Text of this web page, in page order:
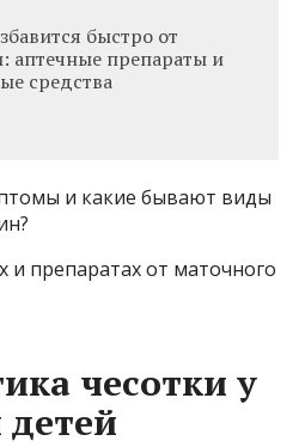
и какие бывают виды
и препаратах от маточного
чесотки у